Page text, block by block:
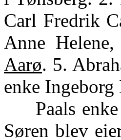
Carl Fredrik
Anne
Aarø. 5.
enke Ingeborg
Paals enke
Søren blev